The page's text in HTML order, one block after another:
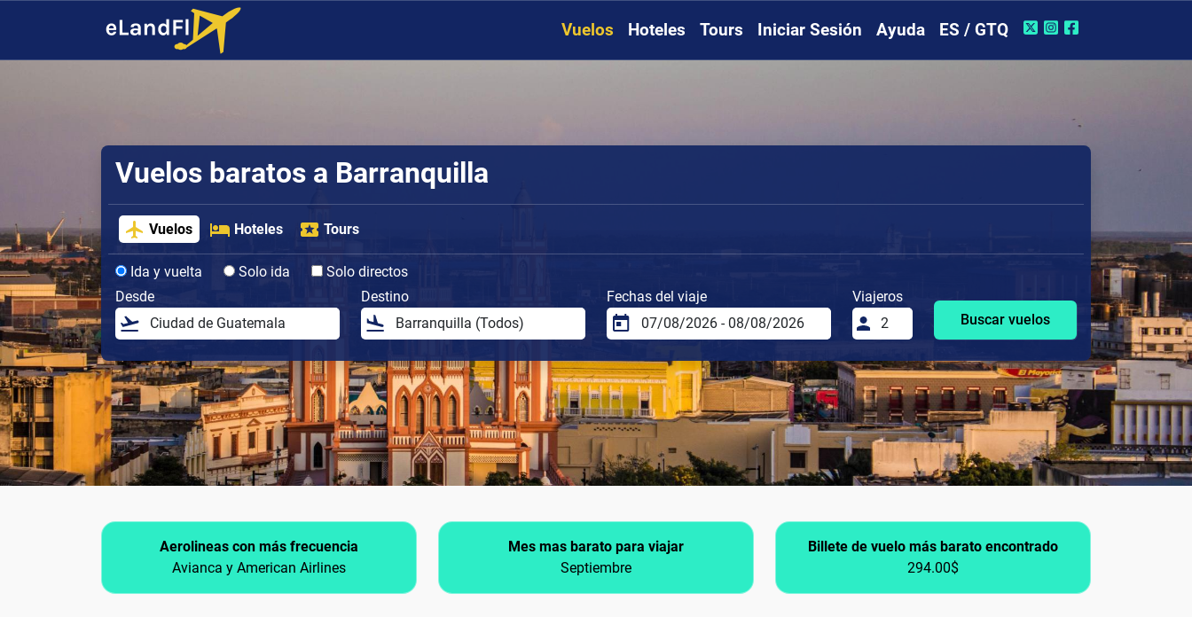
Vuelos Hoteles Tours Iniciar Sesión Ayuda ES / GTQ
Vuelos baratos a Barranquilla
Vuelos Hoteles Tours
Ida y vuelta Solo ida
Solo directos
Desde
Destino Fechas del viaje
Viajeros
Buscar vuelos
Aerolineas con más frecuencia
Avianca y American Airlines
Mes mas barato para viajar
Septiembre
Billete de vuelo más barato encontrado
294.00$